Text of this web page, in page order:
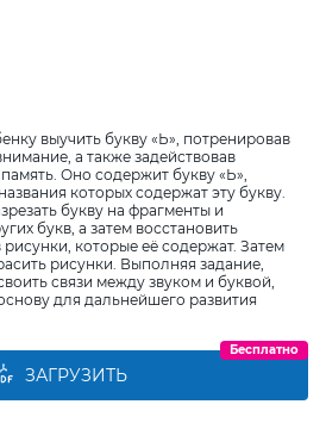
выучить букву «Ь», потренировав
а также задействовав
Оно содержит букву «Ь»,
которых содержат эту букву.
букву на фрагменты и
букв, а затем восстановить
которые её содержат. Затем
рисунки. Выполняя задание,
связи между звуком и буквой,
для дальнейшего развития
ЗАГРУЗИТЬ
Бесплатно